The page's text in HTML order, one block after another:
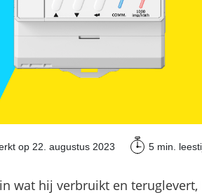
op 22. augustus 2023 5 min.
wat hij verbruikt en teruglevert,